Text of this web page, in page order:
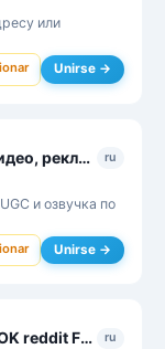
или
Unirse →
Creoy — ИИ нейросеть: фото, видео, реклама ru
и озвучка по
Unirse →
Скачать YouTube VK instagram OK reddit Fwap Video Saver Bot ru